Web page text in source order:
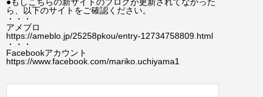
ら、以下のサイトをご確認ください。
・・・
アメブロ
https://ameblo.jp/25258pkou/entry-12734758809.html
・・・
Facebookアカウント
https://www.facebook.com/mariko.uchiyama1